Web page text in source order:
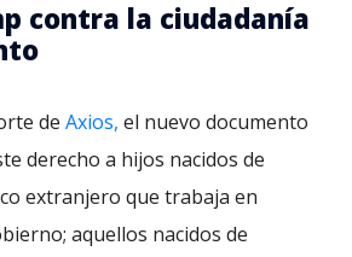
contra la ciudadanía
de Axios, el nuevo documento
derecho a hijos nacidos de
extranjero que trabaja en
aquellos nacidos de